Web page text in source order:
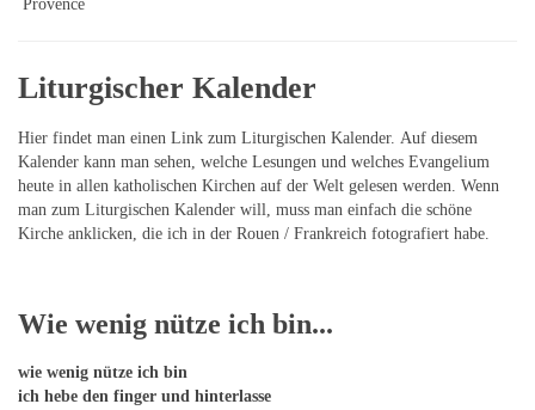
Provence
Liturgischer Kalender
Hier findet man einen Link zum Liturgischen Kalender. Auf diesem
Kalender kann man sehen, welche Lesungen und welches Evangelium
heute in allen katholischen Kirchen auf der Welt gelesen werden. Wenn
man zum Liturgischen Kalender will, muss man einfach die schöne
Kirche anklicken, die ich in der Rouen / Frankreich fotografiert habe.
Wie wenig nütze ich bin...
wie wenig nütze ich bin
ich hebe den finger und hinterlasse